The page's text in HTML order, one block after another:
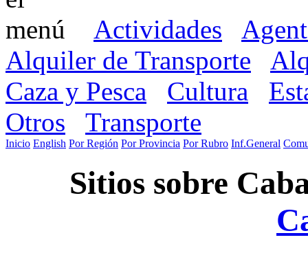
Actividades
Alquiler de Transporte
Caza y Pesca
Cultura
Otros
Transporte
Inicio English Por Región Por Provincia Por Rubro Inf.General
Sitios sobre